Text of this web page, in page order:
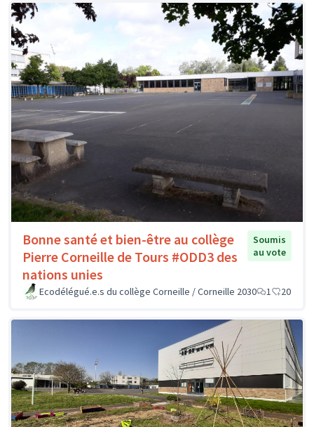
Bonne santé et bien-être au collège
Pierre Corneille de Tours #ODD3 des
nations unies
Soumis
au vote
Ecodélégué.e.s du collège Corneille / Corneille 2030 1 20